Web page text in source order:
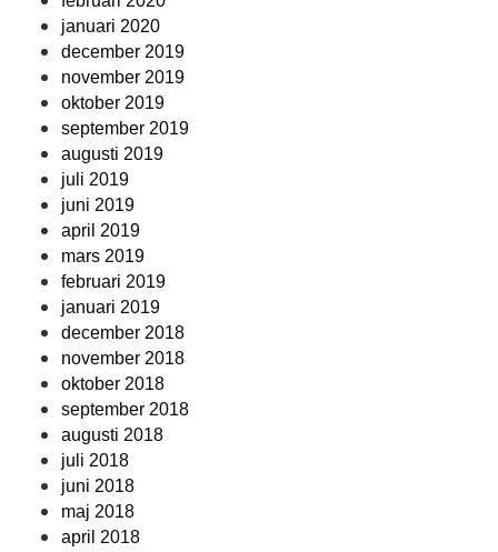
januari 2020
december 2019
november 2019
oktober 2019
september 2019
augusti 2019
juli 2019
juni 2019
april 2019
mars 2019
februari 2019
januari 2019
december 2018
november 2018
oktober 2018
september 2018
augusti 2018
juli 2018
juni 2018
maj 2018
april 2018